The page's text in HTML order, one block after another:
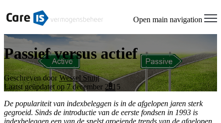
Open main navigation
Passief versus actief
Geschreven doorWessel Stuijt
Laatst geüpdatet op 7 december 2015
De populariteit van indexbeleggen is in de afgelopen jaren sterk
gegroeid. Sinds de introductie van de eerste fondsen in 1993 is
indexbeleggen een van de snelst groeiende trends van de afgelopen